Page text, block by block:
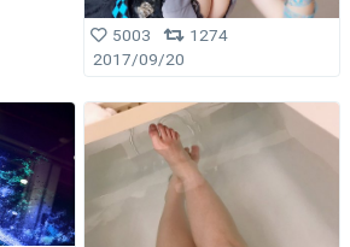
5003
1274
2017/09/20